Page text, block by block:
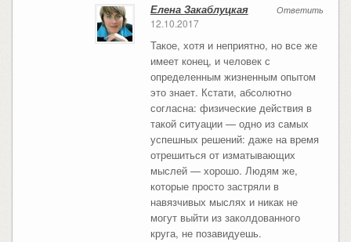
Ответить
Елена Закаблуцкая
12.10.2017
Такое, хотя и неприятно, но все же
имеет конец, и человек с
определенным жизненным опытом
это знает. Кстати, абсолютно
согласна: физические действия в
такой ситуации — одно из самых
успешных решений: даже на время
отрешиться от изматывающих
мыслей — хорошо. Людям же,
которые просто застряли в
навязчивых мыслях и никак не
могут выйти из заколдованного
круга, не позавидуешь.